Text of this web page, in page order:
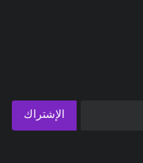
الإشتراك